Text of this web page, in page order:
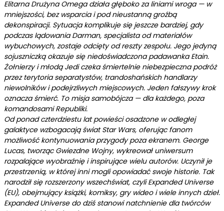
Elitarna Drużyna Omega działa głęboko za liniami wroga — w
mniejszości, bez wsparcia i pod nieustanną groźbą
dekonspiracji. Sytuacja komplikuje się jeszcze bardziej, gdy
podczas lądowania Darman, specjalista od materiałów
wybuchowych, zostaje odcięty od reszty zespołu. Jego jedyną
sojuszniczką okazuje się niedoświadczona padawanka Etain.
Żołnierzy i młodą Jedi czeka śmiertelnie niebezpieczna podróż
przez terytoria separatystów, trandoshańskich handlarzy
niewolników i podejrzliwych miejscowych. Jeden fałszywy krok
oznacza śmierć. To misja samobójcza — dla każdego, poza
komandosami Republiki.
Od ponad czterdziestu lat powieści osadzone w odległej
galaktyce wzbogacają świat Star Wars, oferując fanom
możliwość kontynuowania przygody poza ekranem. George
Lucas, tworząc Gwiezdne Wojny, wykreował uniwersum
rozpalające wyobraźnię i inspirujące wielu autorów. Uczynił je
przestrzenią, w której inni mogli opowiadać swoje historie. Tak
narodził się rozszerzony wszechświat, czyli Expanded Universe
(EU), obejmujący książki, komiksy, gry wideo i wiele innych dzieł.
Expanded Universe do dziś stanowi natchnienie dla twórców